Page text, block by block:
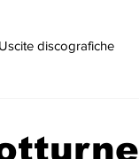
Uscite discografiche